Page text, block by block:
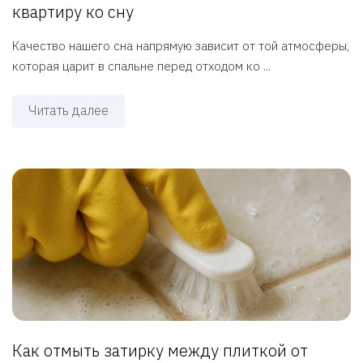
квартиру ко сну
Качество нашего сна напрямую зависит от той атмосферы,
которая царит в спальне перед отходом ко ...
Читать далее
Как отмыть затирку между плиткой от